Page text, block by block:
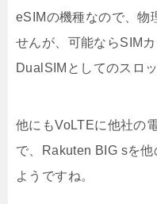
eSIMの機種なので、物
せんが、可能ならSIM
DualSIMとしてのスロ
他にもVoLTEに他社の
で、Rakuten BIG sを
ようですね。